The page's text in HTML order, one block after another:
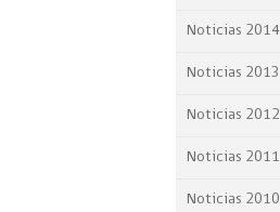
Noticias 2014
Noticias 2013
Noticias 2012
Noticias 2011
Noticias 2010